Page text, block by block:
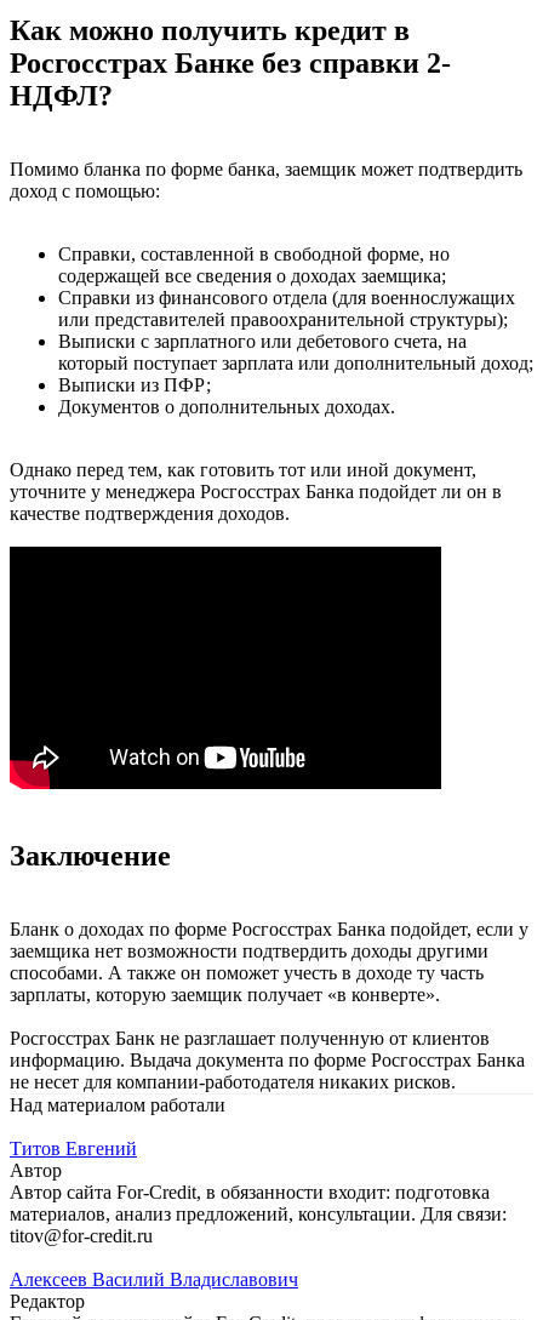
Как можно получить кредит в
Росгосстрах Банке без справки 2-
НДФЛ?
Помимо бланка по форме банка, заемщик может подтвердить
доход с помощью:
Справки, составленной в свободной форме, но
содержащей все сведения о доходах заемщика;
Справки из финансового отдела (для военнослужащих
или представителей правоохранительной структуры);
Выписки с зарплатного или дебетового счета, на
который поступает зарплата или дополнительный доход;
Выписки из ПФР;
Документов о дополнительных доходах.
Однако перед тем, как готовить тот или иной документ,
уточните у менеджера Росгосстрах Банка подойдет ли он в
качестве подтверждения доходов.
Заключение
Бланк о доходах по форме Росгосстрах Банка подойдет, если у
заемщика нет возможности подтвердить доходы другими
способами. А также он поможет учесть в доходе ту часть
зарплаты, которую заемщик получает «в конверте».
Росгосстрах Банк не разглашает полученную от клиентов
информацию. Выдача документа по форме Росгосстрах Банка
не несет для компании-работодателя никаких рисков.
Над материалом работали
Титов Евгений
Автор
Автор сайта For-Credit, в обязанности входит: подготовка
материалов, анализ предложений, консультации. Для связи:
titov@for-credit.ru
Алексеев Василий Владиславович
Редактор